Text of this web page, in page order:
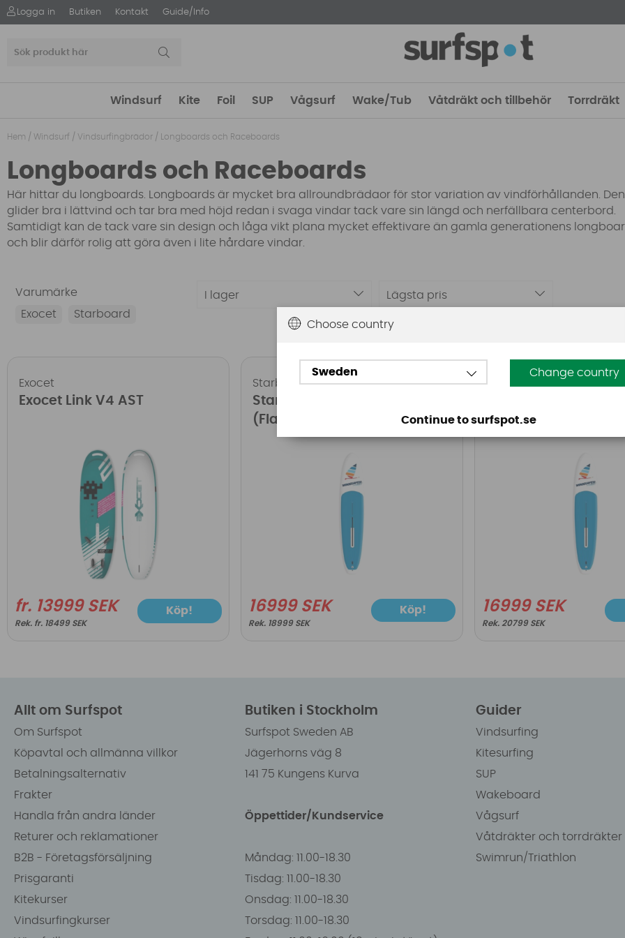
Logga in Butiken Kontakt Guide/Info
Windsurf Kite Foil SUP Vågsurf Wake/Tub Våtdräkt och tillbehör Torrdräkt
Hem / Windsurf / Vindsurfingbrädor / Longboards och Raceboards
Longboards och Raceboards
Här hittar du longboards. Longboards är mycket bra allroundbrädaor för stor variation av vindförhållanden. Den
glider bra i lättvind och tar bra med höjd redan i svaga vindar tack vare sin längd och nerfällbara centerbord.
Samtidigt kan de tack vare sin design och låga vikt plana mycket effektivare än gamla generationens
och blir därför rolig att göra även i lite hårdare vindar.
Lägsta pris
Varumärke
Exocet
Starboard
I lager
Exocet
Exocet Link V4 AST
fr. 13999 SEK
fr. 18499 SEK
Köp!
Starboard
Starboard Windsurfer LT
(Flat Deck)
16999 SEK
18999 SEK
Köp!
Starboard
(One design)
16999 SEK
20799 SEK
Allt om Surfspot
Om Surfspot
Köpavtal och allmänna villkor
Betalningsalternativ
Frakter
Handla från andra länder
Returer och reklamationer
B2B - Företagsförsäljning
Prisgaranti
Kitekurser
Vindsurfingkurser
Butiken i Stockholm
Surfspot Sweden AB
Jägerhorns väg 8
141 75 Kungens Kurva
Öppettider/Kundservice
Måndag: 11.00-18.30
Tisdag: 11.00-18.30
Onsdag: 11.00-18.30
Torsdag: 11.00-18.30
Guider
Vindsurfing
Kitesurfing
SUP
Wakeboard
Vågsurf
Våtdräkter och torrdräkter
Swimrun/Triathlon
Choose country
Sweden Change country
Continue to surfspot.se